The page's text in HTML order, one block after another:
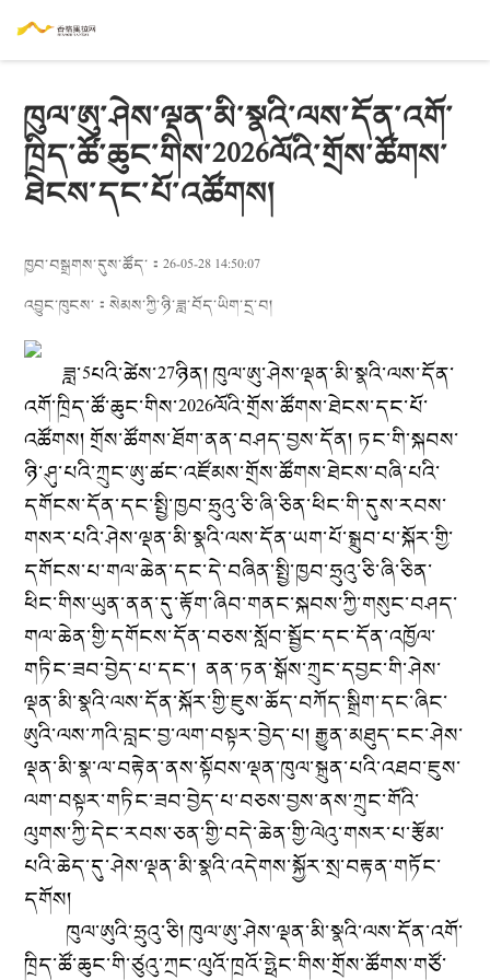
ཁུལ་ཨུ་ཤེས་ལྡན་མི་སྣའི་ལས་དོན་འགོ་
ཁྲིད་ཚོ་ཆུང་གིས་2026ལོའི་གྲོས་ཚོགས་
ཐེངས་དང་པོ་འཚོགས།
ཁྱབ་བསྒྲགས་དུས་ཚོད་：26-05-28 14:50:07
འབྱུང་ཁུངས་：སེམས་ཀྱི་ཉི་ཟླ་བོད་ཡིག་དྲ་བ།
ཟླ་5པའི་ཚེས་27ཉིན། ཁུལ་ཨུ་ཤེས་ལྡན་མི་སྣའི་ལས་དོན་
འགོ་ཁྲིད་ཚོ་ཆུང་གིས་2026ལོའི་གྲོས་ཚོགས་ཐེངས་དང་པོ་
འཚོགས། གྲོས་ཚོགས་ཐོག་ནན་བཤད་བྱས་དོན། ཏང་གི་སྐབས་
ཉི་ཤུ་པའི་ཀྲུང་ཨུ་ཚང་འཛོམས་གྲོས་ཚོགས་ཐེངས་བཞི་པའི་
དགོངས་དོན་དང་སྤྱི་ཁྱབ་ཧྲུའུ་ཅི་ཞི་ཅིན་ཕིང་གི་དུས་རབས་
གསར་པའི་ཤེས་ལྡན་མི་སྣའི་ལས་དོན་ཡག་པོ་སྒྲུབ་པ་སྐོར་གྱི་
དགོངས་པ་གལ་ཆེན་དང་དེ་བཞིན་སྤྱི་ཁྱབ་ཧྲུའུ་ཅི་ཞི་ཅིན་
ཕིང་གིས་ཡུན་ནན་དུ་རྟོག་ཞིབ་གནང་སྐབས་ཀྱི་གསུང་བཤད་
གལ་ཆེན་གྱི་དགོངས་དོན་བཅས་སློབ་སྦྱོང་དང་དོན་འཁྱོལ་
གཏིང་ཟབ་བྱེད་པ་དང་། ནན་ཏན་སྒོས་ཀྲུང་དབྱང་གི་ཤེས་
ལྡན་མི་སྣའི་ལས་དོན་སྐོར་གྱི་ཇུས་ཆོད་བཀོད་སྒྲིག་དང་ཞིང་
ཨུའི་ལས་ཀའི་བླང་བྱ་ལག་བསྟར་བྱེད་པ། རྒྱུན་མཐུད་ངང་ཤེས་
ལྡན་མི་སྣ་ལ་བརྟེན་ནས་སྟོབས་ལྡན་ཁུལ་སྐྲུན་པའི་འཐབ་ཇུས་
ལག་བསྟར་གཏིང་ཟབ་བྱེད་པ་བཅས་བྱས་ནས་ཀྲུང་གོའི་
ལུགས་ཀྱི་དེང་རབས་ཅན་གྱི་བདེ་ཆེན་གྱི་ལེའུ་གསར་པ་རྩོམ་
པའི་ཆེད་དུ་ཤེས་ལྡན་མི་སྣའི་འདེགས་སྐྱོར་སྲ་བརྟན་གཏོང་
དགོས།
ཁུལ་ཨུའི་ཧྲུའུ་ཅི། ཁུལ་ཨུ་ཤེས་ལྡན་མི་སྣའི་ལས་དོན་འགོ་
ཁྲིད་ཚོ་ཆུང་གི་ཙུའུ་ཀྲང་ལུའོ་ཁྲའོ་ཧྥེང་གིས་གྲོས་ཚོགས་གཙོ་